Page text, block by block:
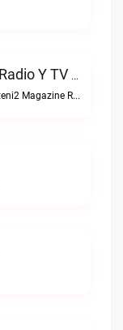
Conteni2 Magazine Radio Y TV Digital Live
El universo en tus manosConteni2 Magazine Radio y TV Digital live